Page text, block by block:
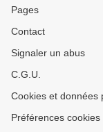
Pages
Contact
Signaler un abus
C.G.U.
Cookies et données
Préférences cookies